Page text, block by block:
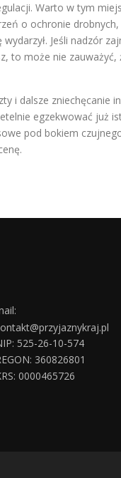
Warto w tym
o ochronie
Jeśli nadzór
to może nie zauważyć,
i dalsze
egzekwować już
pod bokiem
525-26-10-574
360826801
0000465726